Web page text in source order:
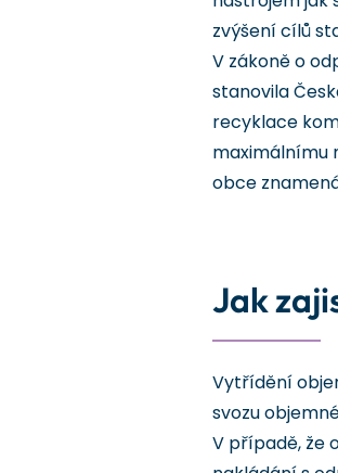
zvýšení cílů
V zákoně o
stanovila
recyklace
maximálnímu
obce
Jak
Vytřídění
svozu
V případě, že